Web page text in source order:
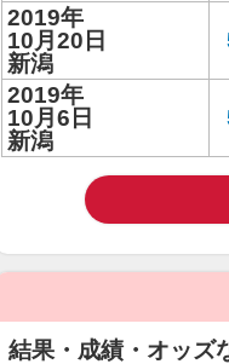
2019年
10月20日
新潟
2019年
10月6日
新潟
結果・成績・オッズ